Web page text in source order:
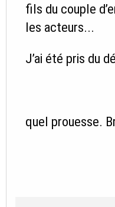
fils du couple
les acteurs...
J’ai été pris du
quel prouesse.